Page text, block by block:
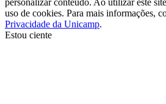
uso de cookies. Para mais informações,
Privacidade da Unicamp.
Estou ciente